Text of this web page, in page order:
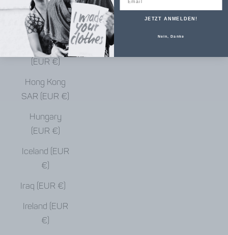
€)
Haiti (EUR €)
Honduras
(EUR €)
Hong Kong
SAR (EUR €)
Hungary
(EUR €)
Iceland (EUR
€)
Iraq (EUR €)
Ireland (EUR
€)
JETZT ANMELDEN!
Nein, Danke